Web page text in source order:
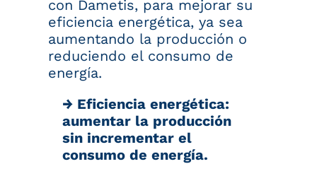
con Dametis, para mejorar su
eficiencia energética, ya sea
aumentando la producción o
reduciendo el consumo de
energía.
→ Eficiencia energética:
aumentar la producción
sin incrementar el
consumo de energía.